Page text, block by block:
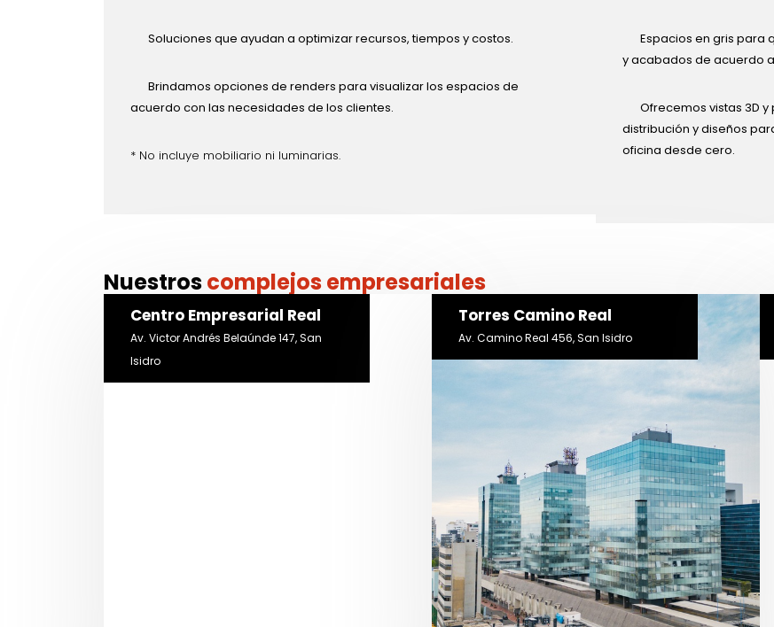
Soluciones que ayudan a optimizar recursos, tiempos y costos.
Brindamos opciones de renders para visualizar los espacios de
acuerdo con las necesidades de los clientes.
* No incluye mobiliario ni luminarias.
Espacios en gris para
y acabados de acuerdo
Ofrecemos vistas 3D
distribución y diseños
oficina desde cero.
Nuestroscomplejos empresariales
Centro Empresarial Real
Av. Victor Andrés Belaúnde 147, San
Isidro
Torres Camino Real
Av. Camino Real 456, San Isidro